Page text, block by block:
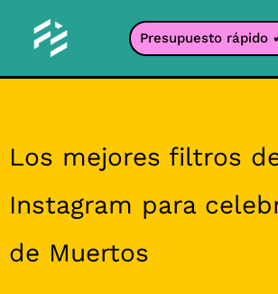
Presupuesto rápido
Los mejores filtros
Instagram para
de Muertos